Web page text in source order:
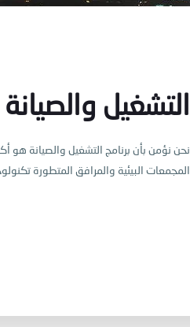
التشغيل والصيانة
نحن نؤمن بأن برنامج التشغيل والصيانة
.المجمعات البيئية والمرافق المتطورة